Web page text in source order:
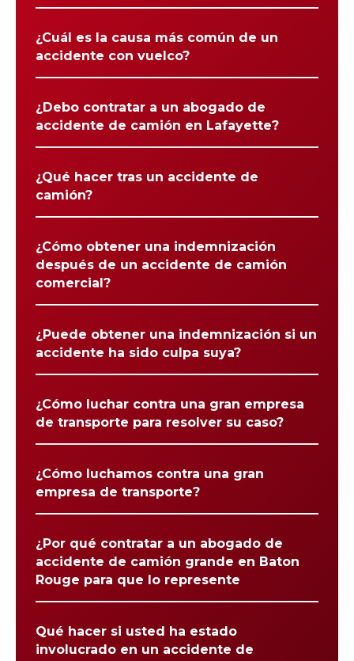
¿Cuál es la causa más común de un
accidente con vuelco?
¿Debo contratar a un abogado de
accidente de camión en Lafayette?
¿Qué hacer tras un accidente de
camión?
¿Cómo obtener una indemnización
después de un accidente de camión
comercial?
¿Puede obtener una indemnización si un
accidente ha sido culpa suya?
¿Cómo luchar contra una gran empresa
de transporte para resolver su caso?
¿Cómo luchamos contra una gran
empresa de transporte?
¿Por qué contratar a un abogado de
accidente de camión grande en Baton
Rouge para que lo represente
Qué hacer si usted ha estado
involucrado en un accidente de